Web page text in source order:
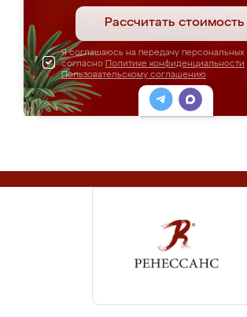
Рассчитать стоимость
Я соглашаюсь на передачу персональных
согласно Политике конфиденциальности
Пользовательскому соглашению